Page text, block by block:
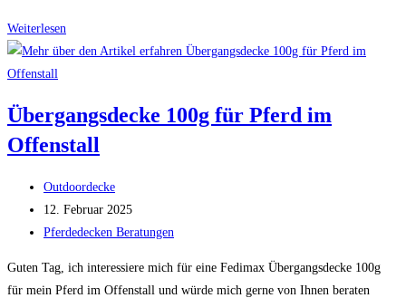
Weiterlesen
Übergangsdecken
Übergangsdecke 100g für Pferd im
Offenstall
Beitrags-
Autor:
Outdoordecke
Beitrag
veröffentlicht:
12. Februar 2025
Beitrags-
Pferdedecken Beratungen
Guten Tag, ich interessiere mich für eine Fedimax Übergangsdecke 100g
für mein Pferd im Offenstall und würde mich gerne von Ihnen beraten